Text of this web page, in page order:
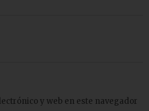
y web en este navegador